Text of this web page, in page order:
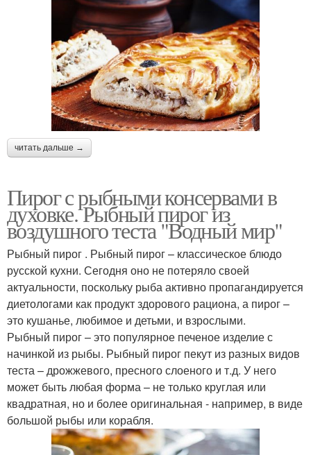
читать дальше →
Пирог с рыбными консервами в
духовке. Рыбный пирог из
воздушного теста "Водный мир"
Рыбный пирог . Рыбный пирог – классическое блюдо
русской кухни. Сегодня оно не потеряло своей
актуальности, поскольку рыба активно пропагандируется
диетологами как продукт здорового рациона, а пирог –
это кушанье, любимое и детьми, и взрослыми.
Рыбный пирог – это популярное печеное изделие с
начинкой из рыбы. Рыбный пирог пекут из разных видов
теста – дрожжевого, пресного слоеного и т.д. У него
может быть любая форма – не только круглая или
квадратная, но и более оригинальная - например, в виде
большой рыбы или корабля.